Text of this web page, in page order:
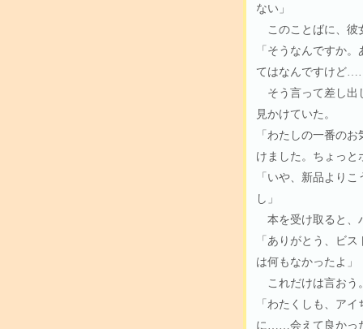
ない」
このことばに、彼
「そうなんですか
てはなんですけど
そう言って差し出
見かけていた。
「わたしの一番の
けました。ちょっ
「いや、新品より
し」
本を受け取ると、
「ありがとう、ビ
は何もなかったよ」
これだけは言おう
「わたくしも、ア
に……会えて良かっ